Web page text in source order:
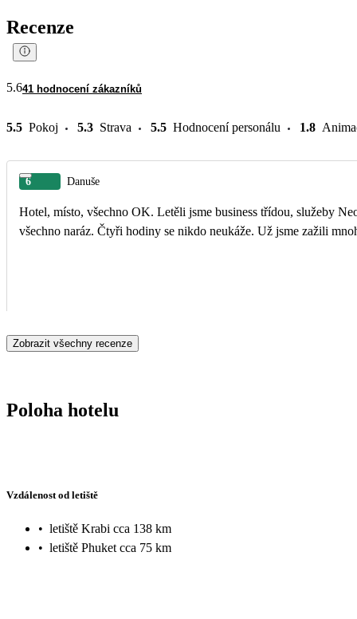
Recenze
5.641 hodnocení zákazníků
5.5 Pokoj 5.3 Strava 5.5 Hodnocení personálu 1.8
6 Danuše
Hotel, místo, všechno OK. Letěli jsme business třídou, služeby
všechno naráz. Čtyři hodiny se nikdo neukáže. Už jsme zažili
Zobrazit všechny recenze
Poloha hotelu
Vzdálenost od letiště
• letiště Krabi cca 138 km
• letiště Phuket cca 75 km